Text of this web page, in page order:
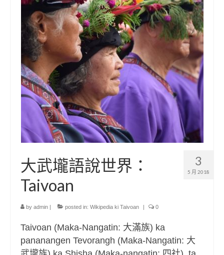
3
5 月 2018
大武壠語說世界：
Taivoan
by admin | posted in: Wikipedia ki Taivoan | 0
Taivoan (Maka-Nangatin: 大滿族) ka
pananangen Tevorangh (Maka-Nangatin: 大